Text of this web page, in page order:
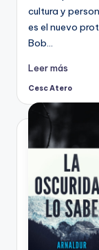
cultura y
es el nuevo
Bob…
Leer más
Publicado
Cesc Atero